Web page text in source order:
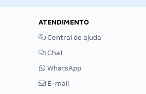
ATENDIMENTO
Central de ajuda
Chat
WhatsApp
E-mail